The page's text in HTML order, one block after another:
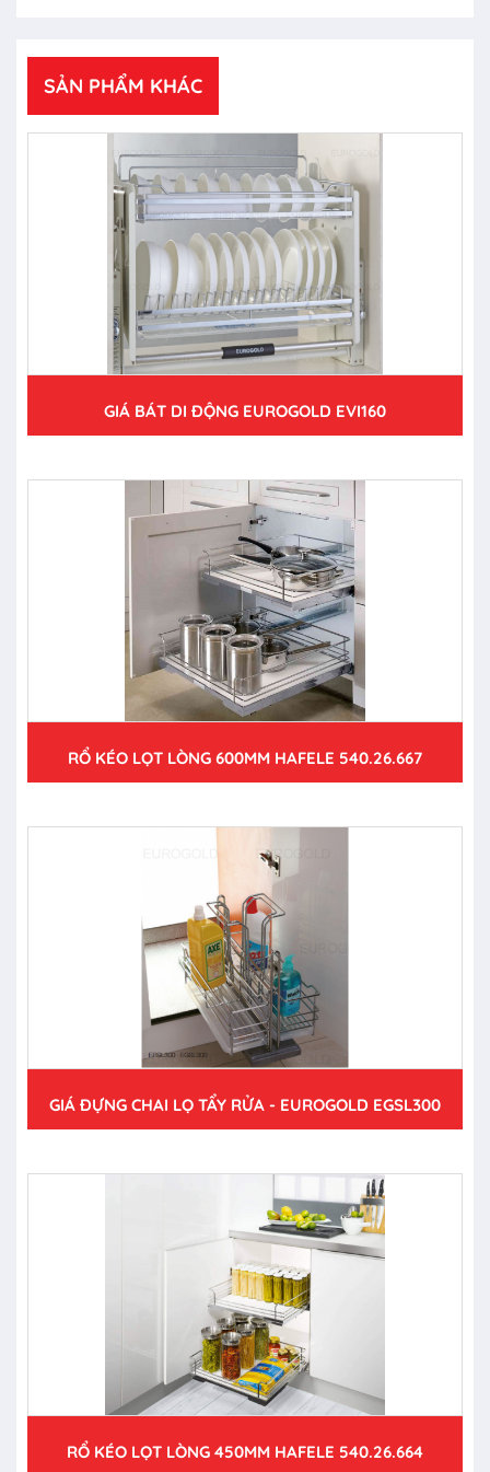
SẢN PHẨM KHÁC
GIÁ BÁT DI ĐỘNG EUROGOLD EVI160
RỔ KÉO LỌT LÒNG 600MM HAFELE 540.26.667
GIÁ ĐỰNG CHAI LỌ TẨY RỬA - EUROGOLD EGSL300
RỔ KÉO LỌT LÒNG 450MM HAFELE 540.26.664